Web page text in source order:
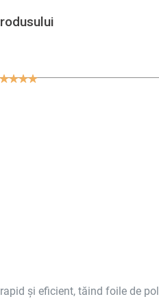
și eficient, tăind foile de